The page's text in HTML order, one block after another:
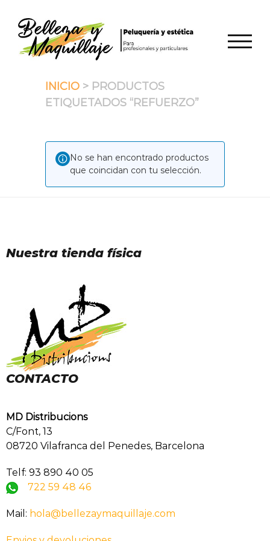
contenido
INICIO > PRODUCTOS
ETIQUETADOS “REFUERZO”
No se han encontrado productos
que coincidan con tu selección.
Nuestra tienda física
CONTACTO
MD Distribucions
C/Font, 13
08720 Vilafranca del Penedes, Barcelona
Telf: 93 890 40 05
722 59 48 46
Mail: hola@bellezaymaquillaje.com